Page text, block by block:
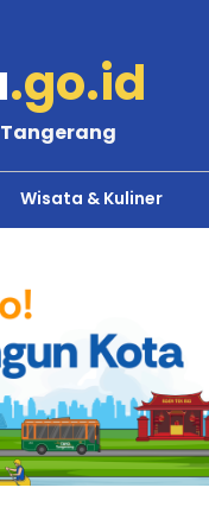
.go.id
Wisata & Kuliner